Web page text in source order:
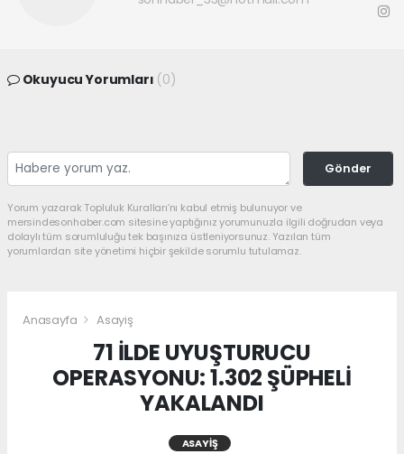
Okuyucu Yorumları (0)
Gönder
Yorum yazarak Topluluk Kuralları’nı kabul etmiş bulunuyor ve
mersindesonhaber.com sitesine yaptığınız yorumunuzla ilgili doğrudan veya
dolaylı tüm sorumluluğu tek başınıza üstleniyorsunuz. Yazılan tüm
yorumlardan site yönetimi hiçbir şekilde sorumlu tutulamaz.
Anasayfa Asayiş
71 İLDE UYUŞTURUCU
OPERASYONU: 1.302 ŞÜPHELİ
YAKALANDI
ASAYIŞ